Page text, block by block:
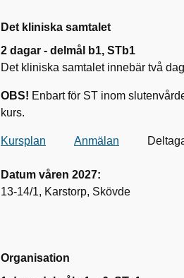
Det kliniska samtalet
2 dagar - delmål b1, STb1
Det kliniska samtalet innebär två
OBS! Enbart för ST inom
kurs.
Kursplan Anmälan
Datum våren 2027:
13-14/1, Karstorp, Skövde
Organisation